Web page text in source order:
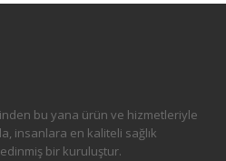
bu yana ürün ve hizmetleriyle
insanlara en kaliteli sağlık
bir kuruluştur.